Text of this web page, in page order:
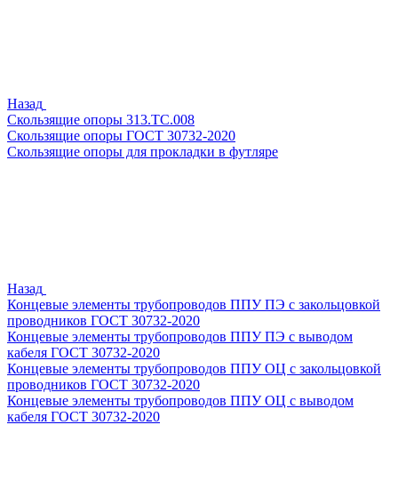
Назад
Скользящие опоры 313.ТС.008
Скользящие опоры ГОСТ 30732-2020
Скользящие опоры для прокладки в футляре
Назад
Концевые элементы трубопроводов ППУ ПЭ с закольцовкой
проводников ГОСТ 30732-2020
Концевые элементы трубопроводов ППУ ПЭ с выводом
кабеля ГОСТ 30732-2020
Концевые элементы трубопроводов ППУ ОЦ с закольцовкой
проводников ГОСТ 30732-2020
Концевые элементы трубопроводов ППУ ОЦ с выводом
кабеля ГОСТ 30732-2020